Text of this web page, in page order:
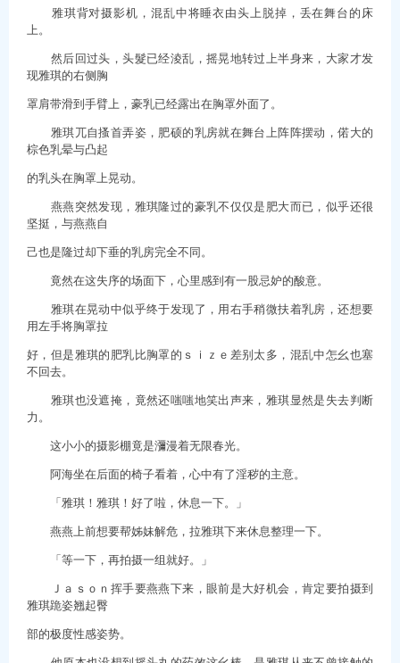
雅琪背对摄影机，混乱中将睡衣由头上脱掉，丢在舞台的床
上。
然后回过头，头髮已经淩乱，摇晃地转过上半身来，大家才发
现雅琪的右侧胸
罩肩带滑到手臂上，豪乳已经露出在胸罩外面了。
雅琪兀自搔首弄姿，肥硕的乳房就在舞台上阵阵摆动，偌大的
棕色乳晕与凸起
的乳头在胸罩上晃动。
燕燕突然发现，雅琪隆过的豪乳不仅仅是肥大而已，似乎还很
坚挺，与燕燕自
己也是隆过却下垂的乳房完全不同。
竟然在这失序的场面下，心里感到有一股忌妒的酸意。
雅琪在晃动中似乎终于发现了，用右手稍微扶着乳房，还想要
用左手将胸罩拉
好，但是雅琪的肥乳比胸罩的ｓｉｚｅ差别太多，混乱中怎幺也塞
不回去。
雅琪也没遮掩，竟然还嗤嗤地笑出声来，雅琪显然是失去判断
力。
这小小的摄影棚竟是瀰漫着无限春光。
阿海坐在后面的椅子看着，心中有了淫秽的主意。
「雅琪！雅琪！好了啦，休息一下。」
燕燕上前想要帮姊妹解危，拉雅琪下来休息整理一下。
「等一下，再拍摄一组就好。」
Ｊａｓｏｎ挥手要燕燕下来，眼前是大好机会，肯定要拍摄到
雅琪跪姿翘起臀
部的极度性感姿势。